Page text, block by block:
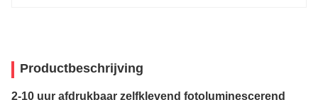
Productbeschrijving
2-10 uur afdrukbaar zelfklevend fotoluminescerend